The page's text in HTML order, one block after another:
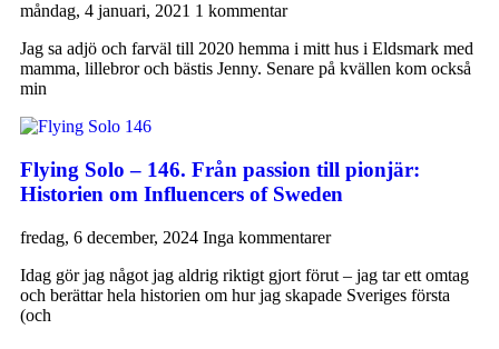
måndag, 4 januari, 2021 1 kommentar
Jag sa adjö och farväl till 2020 hemma i mitt hus i Eldsmark med
mamma, lillebror och bästis Jenny. Senare på kvällen kom också
min
Flying Solo – 146. Från passion till pionjär:
Historien om Influencers of Sweden
fredag, 6 december, 2024 Inga kommentarer
Idag gör jag något jag aldrig riktigt gjort förut – jag tar ett omtag
och berättar hela historien om hur jag skapade Sveriges första
(och